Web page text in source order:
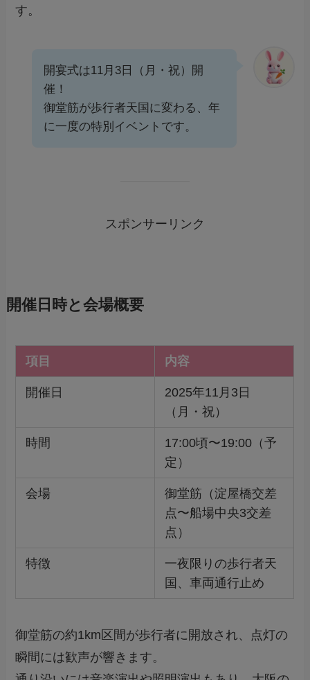
す。
開宴式は11月3日（月・祝）開
催！
御堂筋が歩行者天国に変わる、年
に一度の特別イベントです。
スポンサーリンク
開催日時と会場概要
項目 内容
開催日
2025年11月3日
（月・祝）
時間
17:00頃〜19:00（予
定）
会場
御堂筋（淀屋橋交差
点〜船場中央3交差
点）
特徴
一夜限りの歩行者天
国、車両通行止め
御堂筋の約1km区間が歩行者に開放され、点灯の
瞬間には歓声が響きます。